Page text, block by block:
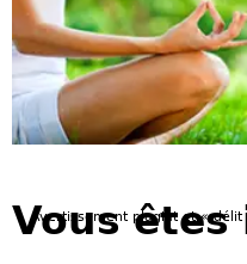
Vous êtes
Avertissement plagiat et «